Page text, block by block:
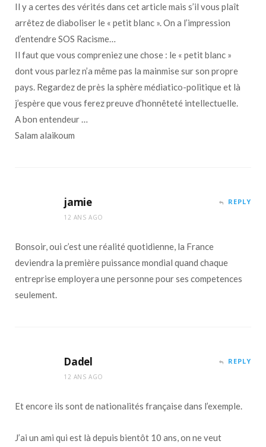
Il y a certes des vérités dans cet article mais s’il vous plaît
arrêtez de diaboliser le « petit blanc ». On a l’impression
d’entendre SOS Racisme…
Il faut que vous compreniez une chose : le « petit blanc »
dont vous parlez n’a même pas la mainmise sur son propre
pays. Regardez de près la sphère médiatico-politique et là
j’espère que vous ferez preuve d’honnêteté intellectuelle.
A bon entendeur …
Salam alaikoum
jamie
12 ANS AGO
REPLY
Bonsoir, oui c’est une réalité quotidienne, la France
deviendra la première puissance mondial quand chaque
entreprise employera une personne pour ses competences
seulement.
Dadel
12 ANS AGO
REPLY
Et encore ils sont de nationalités française dans l’exemple.
J’ai un ami qui est là depuis bientôt 10 ans, on ne veut